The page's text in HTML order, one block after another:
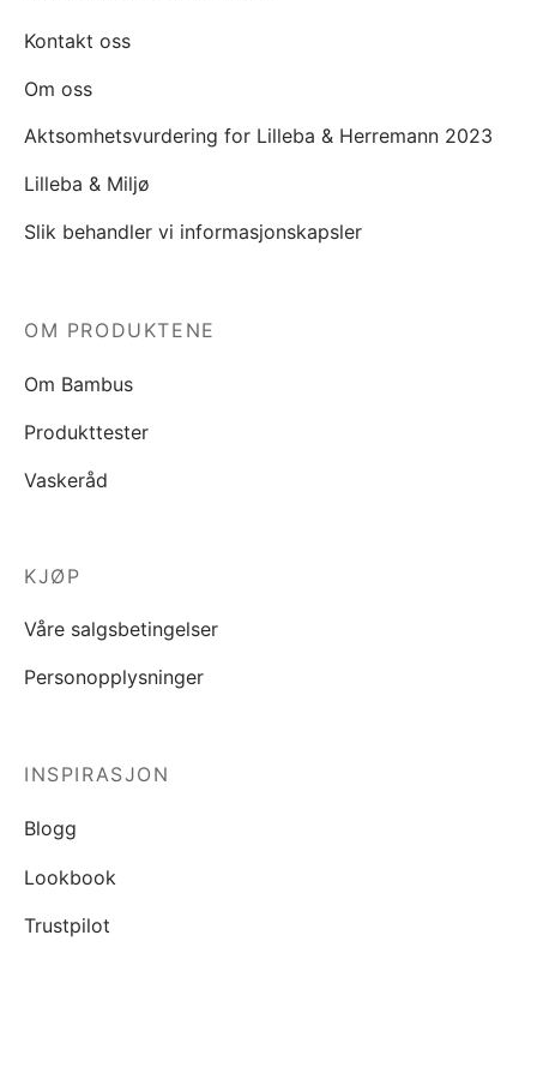
Kontakt oss
Om oss
Aktsomhetsvurdering for Lilleba & Herremann 2023
Lilleba & Miljø
Slik behandler vi informasjonskapsler
OM PRODUKTENE
Om Bambus
Produkttester
Vaskeråd
KJØP
Våre salgsbetingelser
Personopplysninger
INSPIRASJON
Blogg
Lookbook
Trustpilot